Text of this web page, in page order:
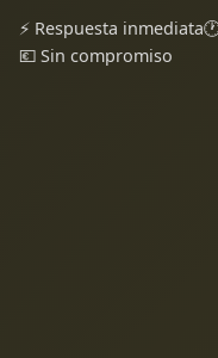
⚡ Respuesta inmediata
💶 Sin compromiso